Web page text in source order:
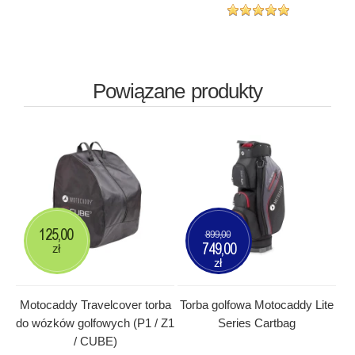
Powiązane produkty
Motocaddy Travelcover torba
do wózków golfowych (P1 / Z1
/ CUBE)
125,00
zł
Torba golfowa Motocaddy Lite
Series Cartbag
899,00
749,00
zł